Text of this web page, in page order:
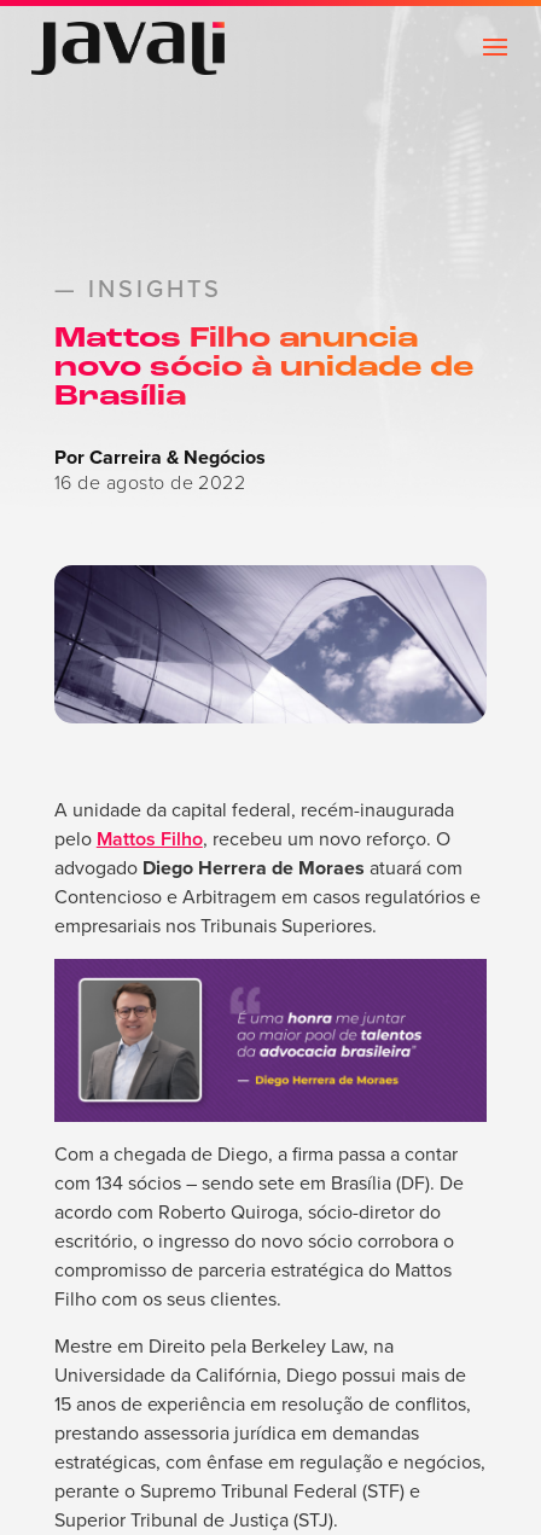
— INSIGHTS
Mattos Filho anuncia
novo sócio à unidade de
Brasília
Por Carreira & Negócios
16 de agosto de 2022
A unidade da capital federal, recém-inaugurada
pelo Mattos Filho, recebeu um novo reforço. O
advogado Diego Herrera de Moraes atuará com
Contencioso e Arbitragem em casos regulatórios e
empresariais nos Tribunais Superiores.
Com a chegada de Diego, a firma passa a contar
com 134 sócios – sendo sete em Brasília (DF). De
acordo com Roberto Quiroga, sócio-diretor do
escritório, o ingresso do novo sócio corrobora o
compromisso de parceria estratégica do Mattos
Filho com os seus clientes.
Mestre em Direito pela Berkeley Law, na
Universidade da Califórnia, Diego possui mais de
15 anos de experiência em resolução de conflitos,
prestando assessoria jurídica em demandas
estratégicas, com ênfase em regulação e negócios,
perante o Supremo Tribunal Federal (STF) e
Superior Tribunal de Justiça (STJ).